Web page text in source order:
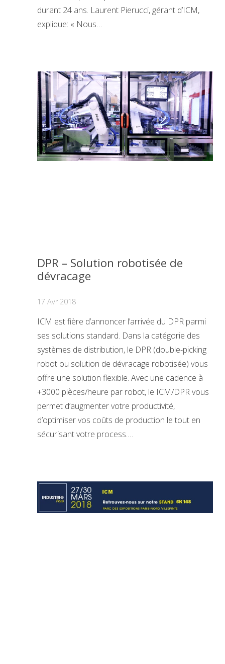
durant 24 ans. Laurent Pierucci, gérant d’ICM,
explique: « Nous…
DPR – Solution robotisée de
dévracage
17 Avr 2018
ICM est fière d’annoncer l’arrivée du DPR parmi
ses solutions standard. Dans la catégorie des
systèmes de distribution, le DPR (double-picking
robot ou solution de dévracage robotisée) vous
offre une solution flexible. Avec une cadence à
+3000 pièces/heure par robot, le ICM/DPR vous
permet d’augmenter votre productivité,
d’optimiser vos coûts de production le tout en
sécurisant votre process.…